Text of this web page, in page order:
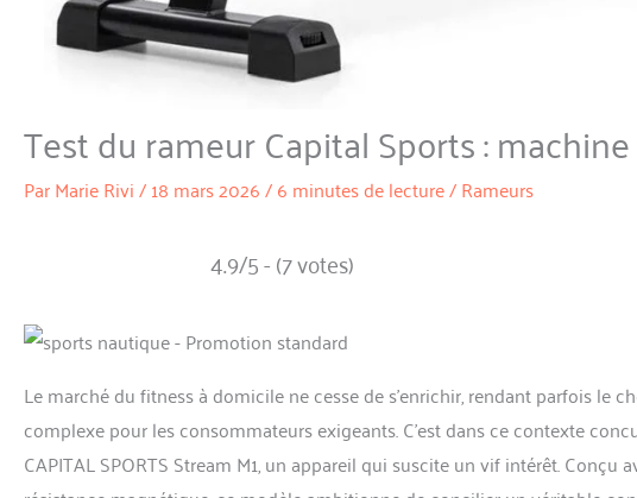
Test du rameur Capital Sports :
ParMarie Rivi/18 mars 2026/6 minutes de lecture/Rameurs
4.9/5 - (7 votes)
Le marché du fitness à domicile ne cesse de s’enrichir, rendant parfois le
complexe pour les consommateurs exigeants. C’est dans ce contexte
CAPITAL SPORTS Stream M1, un appareil qui suscite un vif intérêt.